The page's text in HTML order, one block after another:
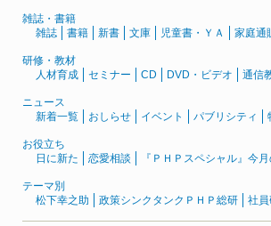
雑誌・書籍
雑誌
書籍 新書 文庫 児童書・ＹＡ 家庭通
研修・教材
人材育成
セミナー CD DVD・ビデオ 通信
ニュース
新着一覧
おしらせ イベント パブリシティ
お役立ち
日に新た
恋愛相談 『ＰＨＰスペシャル』今
テーマ別
松下幸之助
政策シンクタンクＰＨＰ総研 社